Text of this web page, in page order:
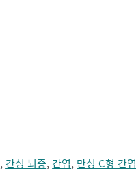
턱끝이 커보임
, 간성 뇌증, 간염, 만성 C형 간염